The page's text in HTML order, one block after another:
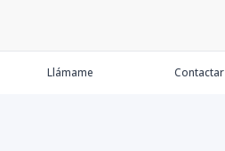
Llámame Contactar